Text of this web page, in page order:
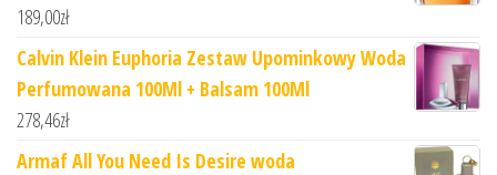
189,00zł
Calvin Klein Euphoria Zestaw Upominkowy Woda
Perfumowana 100Ml + Balsam 100Ml
278,46zł
Armaf All You Need Is Desire woda